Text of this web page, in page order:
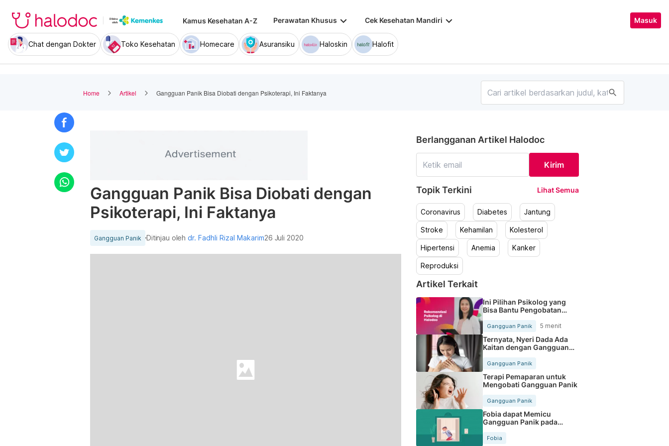
Kamus Kesehatan A-Z Perawatan Khusus keyboard_arrow_down Cek Kesehatan Mandiri keyboard_arrow_down Masuk
Chat dengan Dokter Toko Kesehatan Homecare Asuransiku Haloskin Halofit
Home Artikel Gangguan Panik Bisa Diobati dengan Psikoterapi, Ini Faktanya search
Gangguan Panik Bisa Diobati dengan
Psikoterapi, Ini Faktanya
Gangguan Panik Ditinjau olehdr. Fadhli Rizal Makarim26 Juli 2020
Berlangganan Artikel Halodoc
Kirim
Topik Terkini Lihat Semua
Coronavirus Diabetes Jantung
Stroke Kehamilan Kolesterol
Hipertensi Anemia Kanker
Reproduksi
Artikel Terkait
Ini Pilihan Psikolog yang
Bisa Bantu Pengobatan
Gangguan Panik 5 menit
Ternyata, Nyeri Dada Ada
Kaitan dengan Gangguan
Gangguan Panik
Terapi Pemaparan untuk
Mengobati Gangguan Panik
Gangguan Panik
Fobia dapat Memicu
Gangguan Panik pada
Fobia